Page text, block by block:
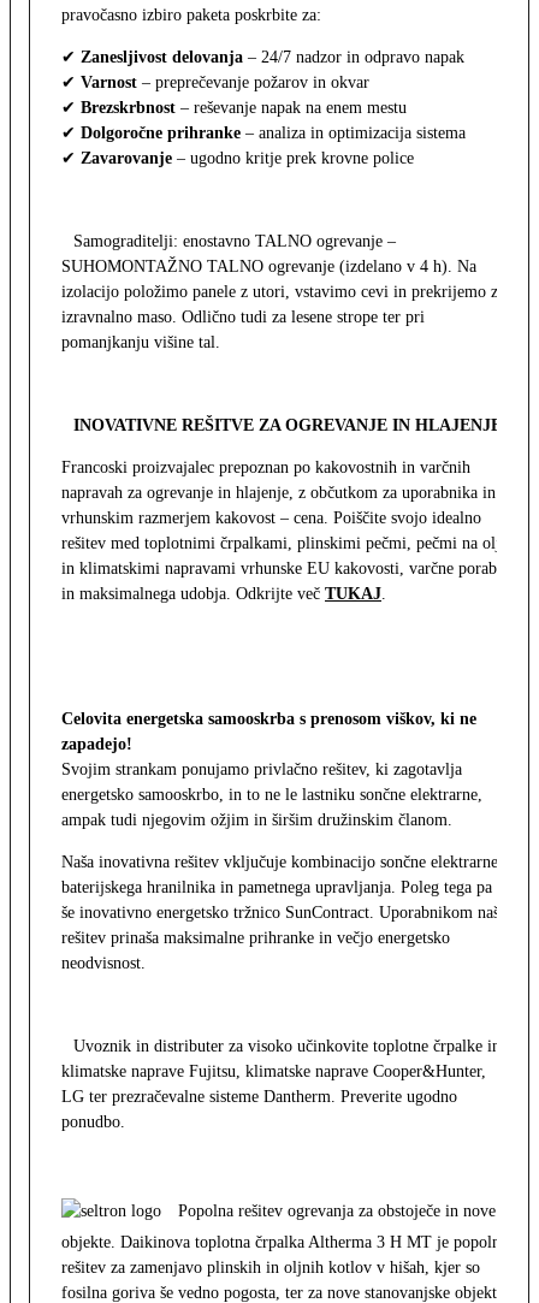
pravočasno izbiro paketa poskrbite za:
✔ Zanesljivost delovanja – 24/7 nadzor in odpravo napak
✔ Varnost – preprečevanje požarov in okvar
✔ Brezskrbnost – reševanje napak na enem mestu
✔ Dolgoročne prihranke – analiza in optimizacija sistema
✔ Zavarovanje – ugodno kritje prek krovne police
Samograditelji: enostavno TALNO ogrevanje –
SUHOMONTAŽNO TALNO ogrevanje (izdelano v 4 h). Na
izolacijo položimo panele z utori, vstavimo cevi in prekrijemo z
izravnalno maso. Odlično tudi za lesene strope ter pri
pomanjkanju višine tal.
INOVATIVNE REŠITVE ZA OGREVANJE IN HLAJENJE
Francoski proizvajalec prepoznan po kakovostnih in varčnih
napravah za ogrevanje in hlajenje, z občutkom za uporabnika in z
vrhunskim razmerjem kakovost – cena. Poiščite svojo idealno
rešitev med toplotnimi črpalkami, plinskimi pečmi, pečmi na olje
in klimatskimi napravami vrhunske EU kakovosti, varčne porabe
in maksimalnega udobja. Odkrijte več TUKAJ.
Celovita energetska samooskrba s prenosom viškov, ki ne
zapadejo!
Svojim strankam ponujamo privlačno rešitev, ki zagotavlja
energetsko samooskrbo, in to ne le lastniku sončne elektrarne,
ampak tudi njegovim ožjim in širšim družinskim članom.
Naša inovativna rešitev vključuje kombinacijo sončne elektrarne,
baterijskega hranilnika in pametnega upravljanja. Poleg tega pa
še inovativno energetsko tržnico SunContract. Uporabnikom naša
rešitev prinaša maksimalne prihranke in večjo energetsko
neodvisnost.
Uvoznik in distributer za visoko učinkovite toplotne črpalke in
klimatske naprave Fujitsu, klimatske naprave Cooper&Hunter,
LG ter prezračevalne sisteme Dantherm. Preverite ugodno
ponudbo.
Popolna rešitev ogrevanja za obstoječe in nove
objekte. Daikinova toplotna črpalka Altherma 3 H MT je popolna
rešitev za zamenjavo plinskih in oljnih kotlov v hišah, kjer so
fosilna goriva še vedno pogosta, ter za nove stanovanjske objekte.